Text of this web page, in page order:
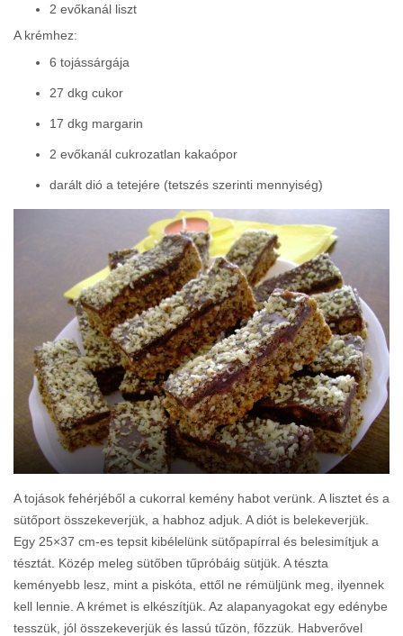
2 evőkanál liszt
A krémhez:
6 tojássárgája
27 dkg cukor
17 dkg margarin
2 evőkanál cukrozatlan kakaópor
darált dió a tetejére (tetszés szerinti mennyiség)
A tojások fehérjéből a cukorral kemény habot verünk. A lisztet és a
sütőport összekeverjük, a habhoz adjuk. A diót is belekeverjük.
Egy 25×37 cm-es tepsit kibélelünk sütőpapírral és belesimítjuk a
tésztát. Közép meleg sütőben tűpróbáig sütjük. A tészta
keményebb lesz, mint a piskóta, ettől ne rémüljünk meg, ilyennek
kell lennie. A krémet is elkészítjük. Az alapanyagokat egy edénybe
tesszük, jól összekeverjük és lassú tűzön, főzzük. Habverővel